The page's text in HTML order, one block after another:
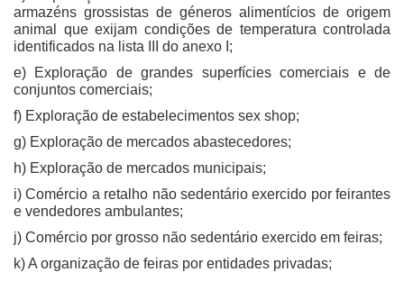
armazéns grossistas de géneros alimentícios de origem
animal que exijam condições de temperatura controlada
identificados na lista III do anexo I;
e) Exploração de grandes superfícies comerciais e de
conjuntos comerciais;
f) Exploração de estabelecimentos sex shop;
g) Exploração de mercados abastecedores;
h) Exploração de mercados municipais;
i) Comércio a retalho não sedentário exercido por feirantes
e vendedores ambulantes;
j) Comércio por grosso não sedentário exercido em feiras;
k) A organização de feiras por entidades privadas;